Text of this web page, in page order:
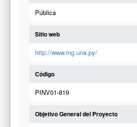
Pública
Sitio web
http://www.ing.una.py/
Código
PINV01-819
Objetivo General del Proyecto